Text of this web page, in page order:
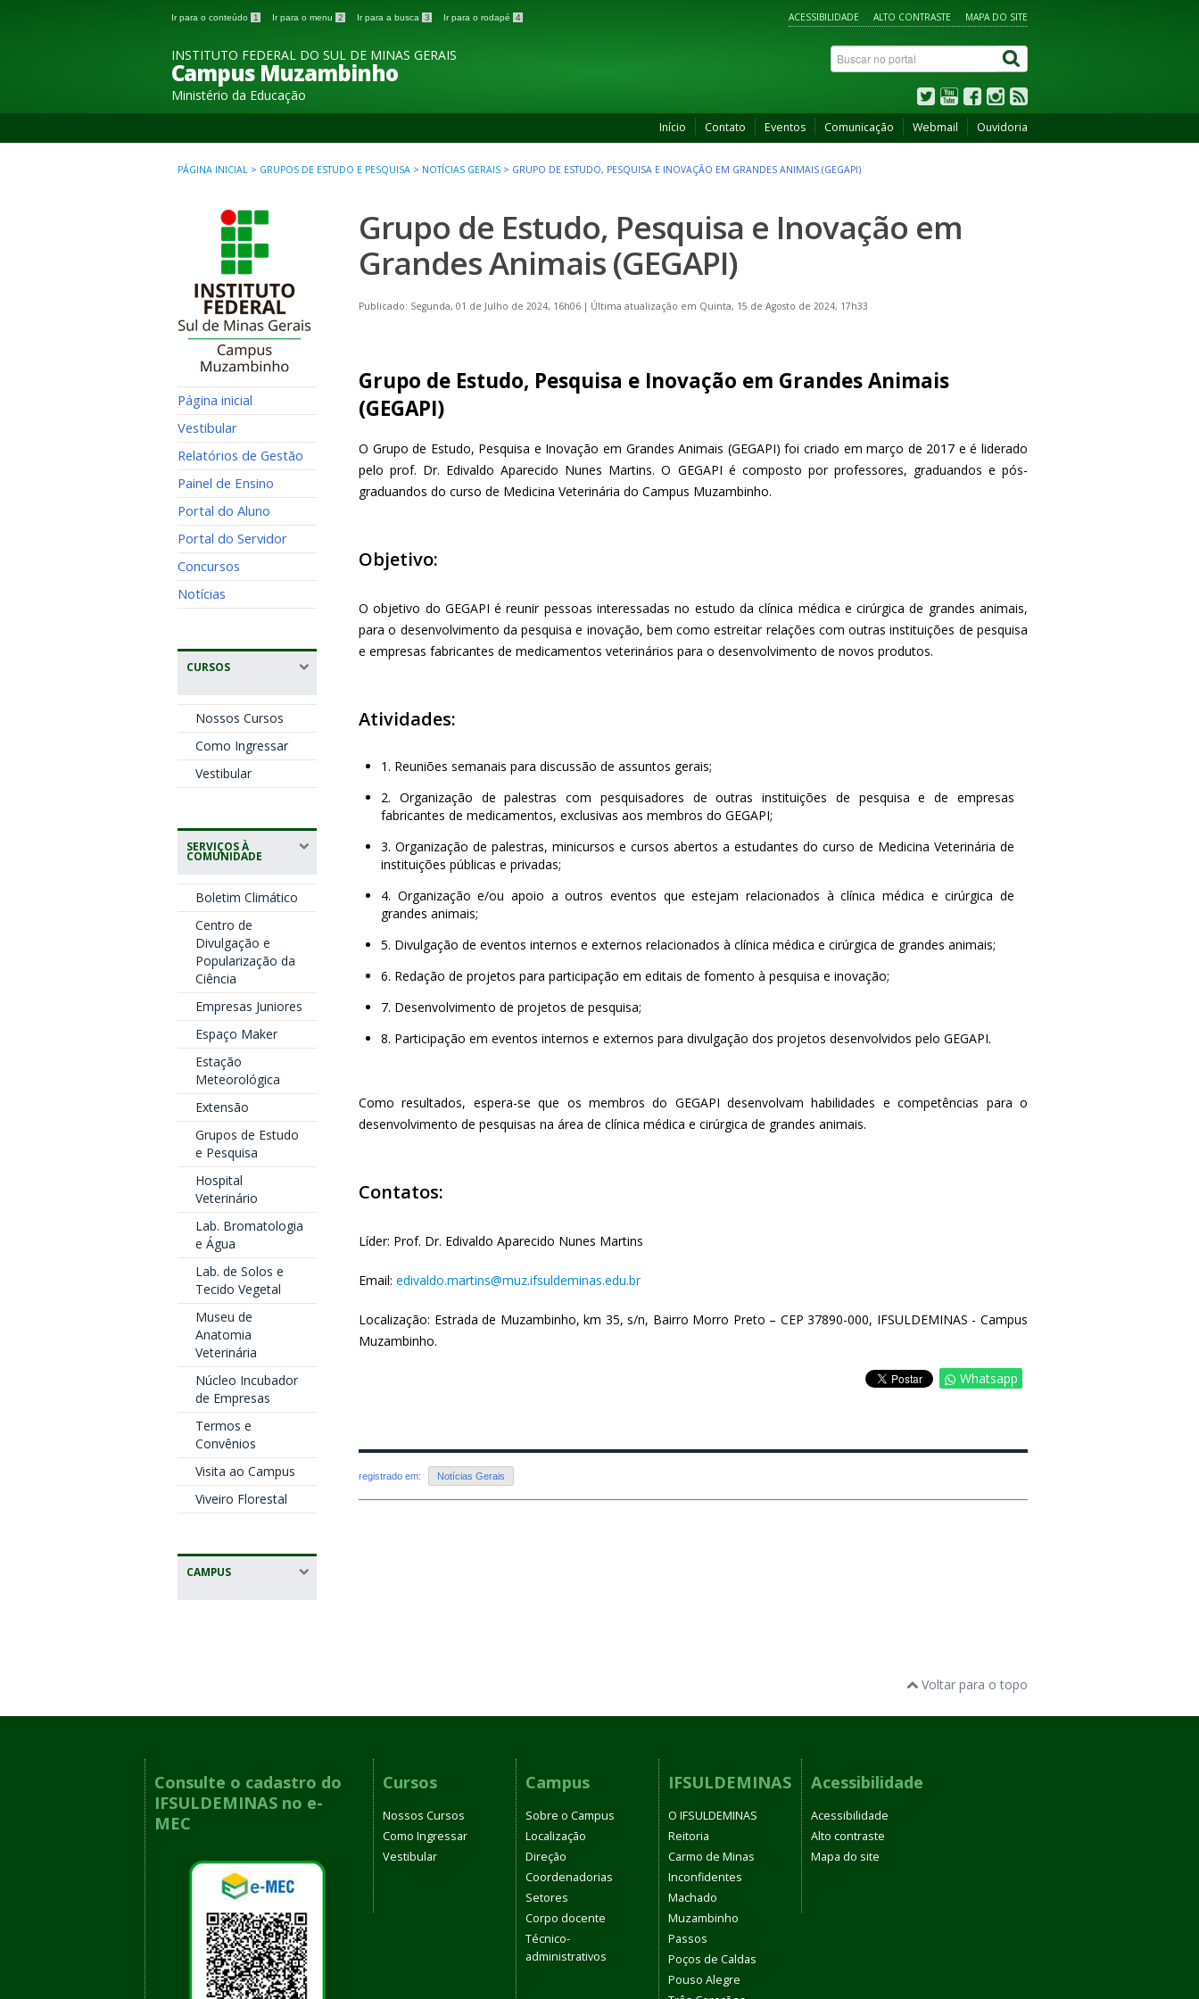
Ir para o conteúdo 1 Ir para o menu 2 Ir para a busca 3 Ir para o rodapé 4 ACESSIBILIDADE ALTO CONTRASTE MAPA DO SITE
INSTITUTO FEDERAL DO SUL DE MINAS GERAIS
Campus Muzambinho
Ministério da Educação
Início Contato Eventos Comunicação Webmail Ouvidoria
PÁGINA INICIAL > GRUPOS DE ESTUDO E PESQUISA > NOTÍCIAS GERAIS > GRUPO DE ESTUDO, PESQUISA E INOVAÇÃO EM GRANDES ANIMAIS (GEGAPI)
Página inicial
Vestibular
Relatórios de Gestão
Painel de Ensino
Portal do Aluno
Portal do Servidor
Concursos
Notícias
CURSOS
Nossos Cursos
Como Ingressar
Vestibular
SERVIÇOS À
COMUNIDADE
Boletim Climático
Centro de
Divulgação e
Popularização da
Ciência
Empresas Juniores
Espaço Maker
Estação
Meteorológica
Extensão
Grupos de Estudo
e Pesquisa
Hospital
Veterinário
Lab. Bromatologia
e Água
Lab. de Solos e
Tecido Vegetal
Museu de
Anatomia
Veterinária
Núcleo Incubador
de Empresas
Termos e
Convênios
Visita ao Campus
Viveiro Florestal
CAMPUS
Grupo de Estudo, Pesquisa e Inovação em
Grandes Animais (GEGAPI)
Publicado: Segunda, 01 de Julho de 2024, 16h06 | Última atualização em Quinta, 15 de Agosto de 2024, 17h33
Grupo de Estudo, Pesquisa e Inovação em Grandes Animais
(GEGAPI)
O Grupo de Estudo, Pesquisa e Inovação em Grandes Animais (GEGAPI) foi criado em março de 2017 e é liderado
pelo prof. Dr. Edivaldo Aparecido Nunes Martins. O GEGAPI é composto por professores, graduandos e pós-
graduandos do curso de Medicina Veterinária do Campus Muzambinho.
Objetivo:
O objetivo do GEGAPI é reunir pessoas interessadas no estudo da clínica médica e cirúrgica de grandes animais,
para o desenvolvimento da pesquisa e inovação, bem como estreitar relações com outras instituições de pesquisa
e empresas fabricantes de medicamentos veterinários para o desenvolvimento de novos produtos.
Atividades:
1. Reuniões semanais para discussão de assuntos gerais;
2. Organização de palestras com pesquisadores de outras instituições de pesquisa e de empresas
fabricantes de medicamentos, exclusivas aos membros do GEGAPI;
3. Organização de palestras, minicursos e cursos abertos a estudantes do curso de Medicina Veterinária de
instituições públicas e privadas;
4. Organização e/ou apoio a outros eventos que estejam relacionados à clínica médica e cirúrgica de
grandes animais;
5. Divulgação de eventos internos e externos relacionados à clínica médica e cirúrgica de grandes animais;
6. Redação de projetos para participação em editais de fomento à pesquisa e inovação;
7. Desenvolvimento de projetos de pesquisa;
8. Participação em eventos internos e externos para divulgação dos projetos desenvolvidos pelo GEGAPI.
Como resultados, espera-se que os membros do GEGAPI desenvolvam habilidades e competências para o
desenvolvimento de pesquisas na área de clínica médica e cirúrgica de grandes animais.
Contatos:
Líder: Prof. Dr. Edivaldo Aparecido Nunes Martins
Email: edivaldo.martins@muz.ifsuldeminas.edu.br
Localização: Estrada de Muzambinho, km 35, s/n, Bairro Morro Preto – CEP 37890-000, IFSULDEMINAS - Campus
Muzambinho.
Whatsapp
registrado em: Notícias Gerais
Voltar para o topo
Consulte o cadastro do
IFSULDEMINAS no e-
MEC
Cursos
Nossos Cursos
Como Ingressar
Vestibular
Campus
Sobre o Campus
Localização
Direção
Coordenadorias
Setores
Corpo docente
Técnico-
administrativos
IFSULDEMINAS
O IFSULDEMINAS
Reitoria
Carmo de Minas
Inconfidentes
Machado
Muzambinho
Passos
Poços de Caldas
Pouso Alegre
Acessibilidade
Acessibilidade
Alto contraste
Mapa do site